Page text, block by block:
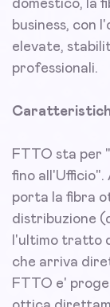
domestico, la
business, con
elevate,
professionali.
FTTO sta per
fino
porta la fibra
distribuzione
l'ultimo tratto
che arriva
FTTO e'